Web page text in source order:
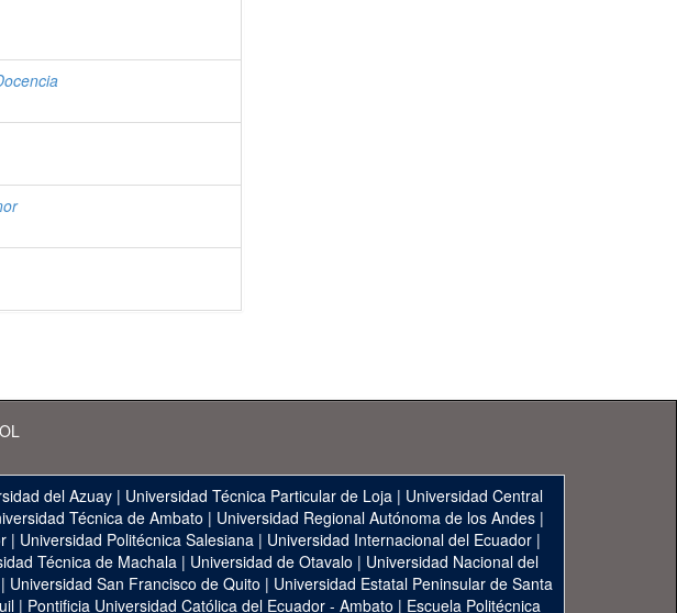
del Azuay | Universidad Técnica Particular de Loja | Universidad Central
Técnica de Ambato | Universidad Regional Autónoma de los Andes|
| Universidad Politécnica Salesiana| Universidad Internacional del Ecuador|
Técnica de Machala | Universidad de Otavalo | Universidad Nacional del
| Universidad San Francisco de Quito | Universidad Estatal Peninsular de Santa
| Pontificia Universidad Católica del Ecuador - Ambato | Escuela Politécnica